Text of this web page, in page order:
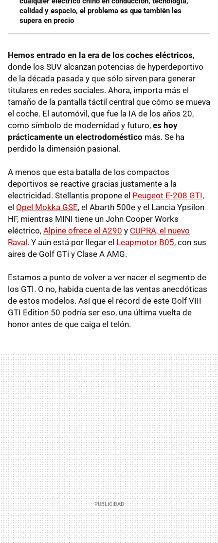
calidad y espacio, el problema es que también les
supera en precio
Hemos entrado en la era de los coches eléctricos,
donde los SUV alcanzan potencias de hyperdeportivo
de la década pasada y que sólo sirven para generar
titulares en redes sociales. Ahora, importa más el
tamaño de la pantalla táctil central que cómo se mueva
el coche. El automóvil, que fue la IA de los años 20,
como símbolo de modernidad y futuro, es hoy
prácticamente un electrodoméstico más. Se ha
perdido la dimensión pasional.
A menos que esta batalla de los compactos
deportivos se reactive gracias justamente a la
electricidad. Stellantis propone el Peugeot E-208 GTI,
el Opel Mokka GSE, el Abarth 500e y el Lancia Ypsilon
HF, mientras MINI tiene un John Cooper Works
eléctrico, Alpine ofrece el A290 y CUPRA, el nuevo
Raval . Y aún está por llegar el Leapmotor B05, con sus
aires de Golf GTi y Clase A AMG.
Estamos a punto de volver a ver nacer el segmento de
los GTI. O no, habida cuenta de las ventas anecdóticas
de estos modelos. Así que el récord de este Golf VIII
GTI Edition 50 podría ser eso, una última vuelta de
honor antes de que caiga el telón.